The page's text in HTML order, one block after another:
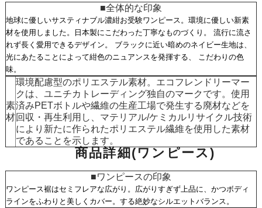
■全体的な印象
地球に優しいサスティナブル濃紺お受験ワンピース。環境に優しい新素
材を使用しました。日本製にこだわった丁寧なものづくり。 流行に流さ
れず長く愛用できるデザイン。 ブラックに近い暗めのネイビー生地は、
光にあたることによって紺色のニュアンスを発揮する、 こだわりの色
味。
素
材
環境配慮型のポリエステル素材。エコフレンドリーマー
クは、ユニチカトレーディング独自のマークです。使用
済みPETボトルや繊維の生産工場で発生する廃材などを
回収・再生利用し、マテリアル/ケミカルリサイクル技術
により新たに作られたポリエステル繊維を使用した素材
であることを示します。
商品詳細(ワンピース)
■ワンピースの印象
ワンピース裾はセミフレアな広がり。広がりすぎず上品に、かつボディ
ラインをふわりと美しくカバー。する絶妙なシルエットバランス。